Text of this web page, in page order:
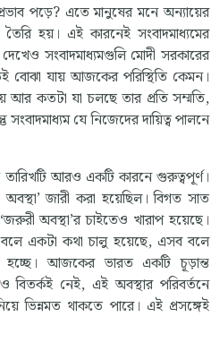
পড়ে? এতে মানুষের মনে অন্যায়ের
হয়। এই কারনেই সংবাদমাধ্যমের
সংবাদমাধ্যমগুলি মোদী সরকারের
বোঝা যায় আজকের পরিস্থিতি কেমন।
কতটা যা চলছে তার প্রতি সম্মতি,
যে নিজেদের দায়িত্ব পালনে
আরও একটি কারনে গুরুত্বপূর্ণ।
জারী করা হয়েছিল। বিগত সাত
অবস্থা’র চাইতেও খারাপ হয়েছে।
বলে একটা কথা চালু হয়েছে, এসব বলে
আজকের ভারত একটি চূড়ান্ত
বিতর্কই নেই, এই অবস্থার পরিবর্তনে
ভিন্নমত থাকতে পারে। এই প্রসঙ্গেই